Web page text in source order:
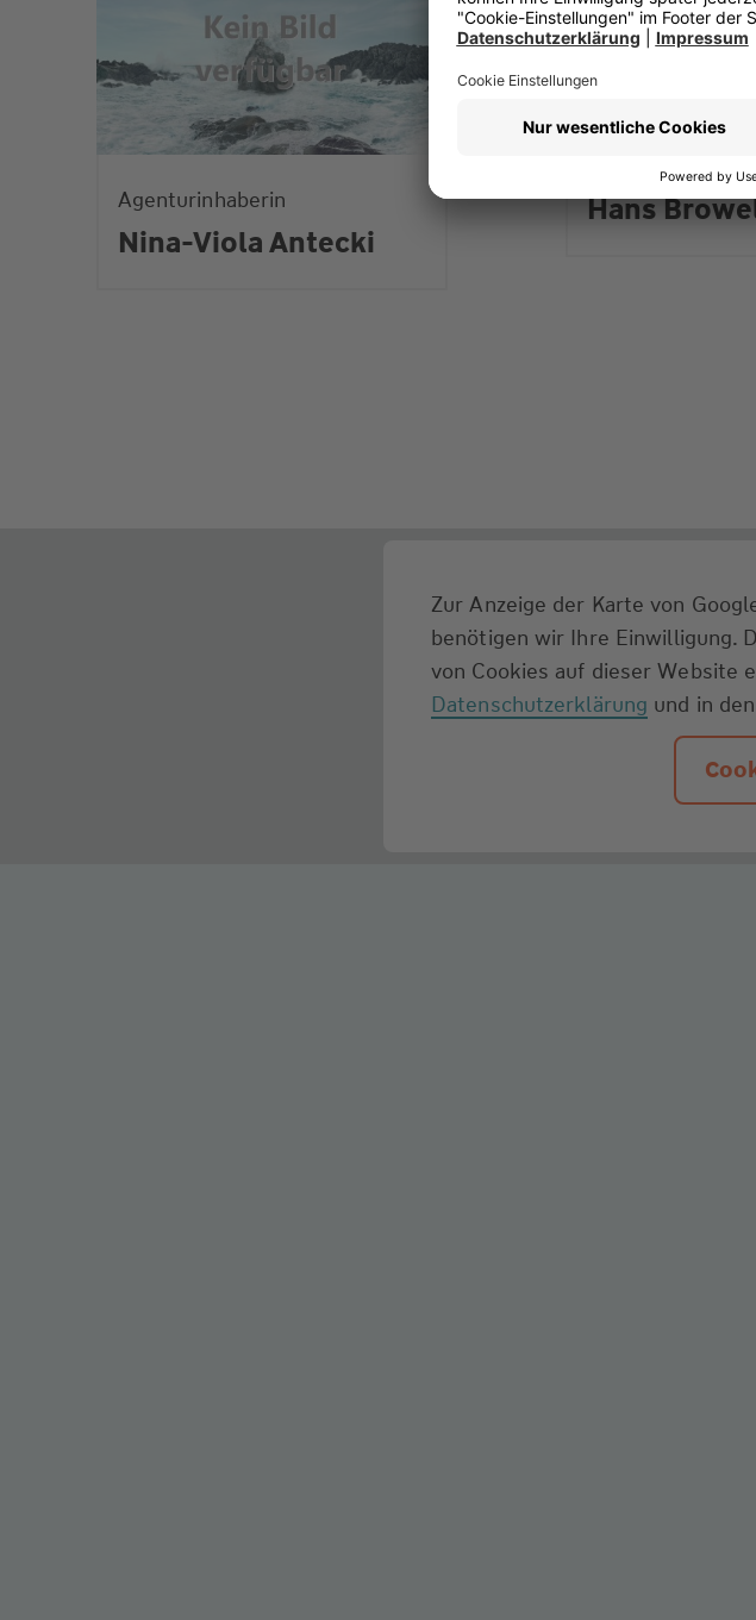
Agenturinhaberin
Nina-Viola Antecki
Hans
Zur Anzeige der Karte von
benötigen wir Ihre Einwilligung.
von Cookies auf dieser Website
Datenschutzerklärung und in